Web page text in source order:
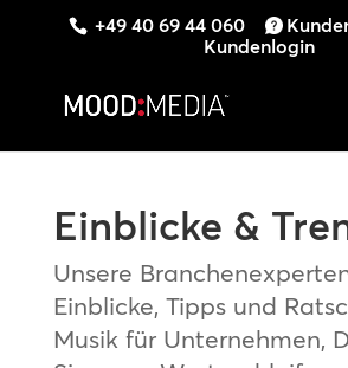
+49 40 69 44 060
Kundenlogin
Einblicke &
Unsere
Einblicke, Tipps und
Musik für Unternehmen,